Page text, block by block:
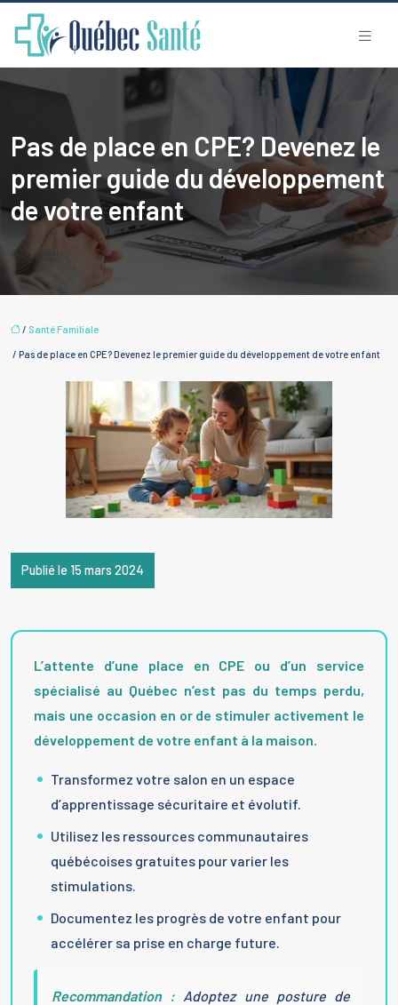
Pas de place en CPE? Devenez le
premier guide du développement
de votre enfant
/ Santé Familiale
/ Pas de place en CPE? Devenez le premier guide du développement de votre enfant
Publié le 15 mars 2024
L’attente d’une place en CPE ou d’un service
spécialisé au Québec n’est pas du temps perdu,
mais une occasion en or de stimuler activement le
développement de votre enfant à la maison.
Transformez votre salon en un espace
d’apprentissage sécuritaire et évolutif.
Utilisez les ressources communautaires
québécoises gratuites pour varier les
stimulations.
Documentez les progrès de votre enfant pour
accélérer sa prise en charge future.
Recommandation : Adoptez une posture de